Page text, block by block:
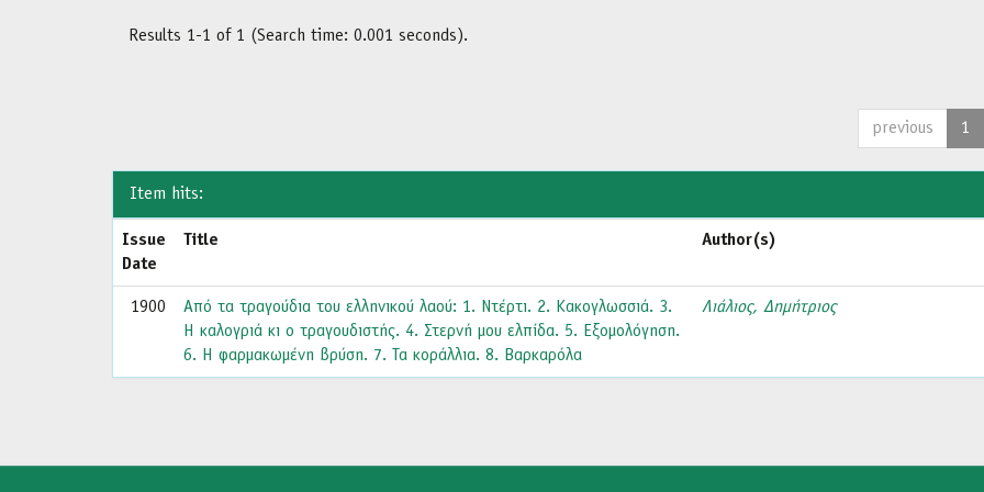
Results 1-1 of 1 (Search time: 0.001 seconds).
previous 1
Item hits:
Issue
Date
Title Author(s)
1900
Από τα τραγούδια του ελληνικού λαού: 1. Ντέρτι. 2. Κακογλωσσιά. 3.
Η καλογριά κι ο τραγουδιστής. 4. Στερνή μου ελπίδα. 5. Εξομολόγηση.
6. Η φαρμακωμένη βρύση. 7. Τα κοράλλια. 8. Βαρκαρόλα
Λιάλιος, Δημήτριος